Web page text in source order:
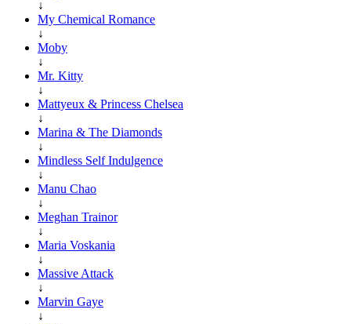
↓
My Chemical Romance
↓
Moby
↓
Mr. Kitty
↓
Mattyeux & Princess Chelsea
↓
Marina & The Diamonds
↓
Mindless Self Indulgence
↓
Manu Chao
↓
Meghan Trainor
↓
Maria Voskania
↓
Massive Attack
↓
Marvin Gaye
↓